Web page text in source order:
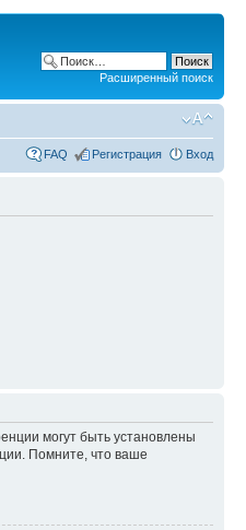
Расширенный поиск
FAQ Регистрация Вход
могут быть установлены
Помните, что ваше